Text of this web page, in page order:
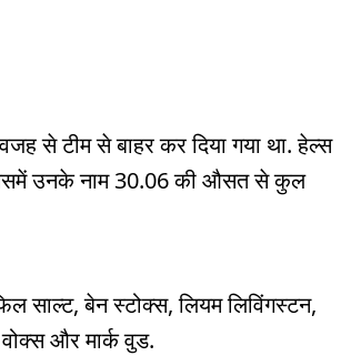
से टीम से बाहर कर दिया गया था. हेल्स
उनके नाम 30.06 की औसत से कुल
साल्ट, बेन स्टोक्स, लियम लिविंगस्टन,
और मार्क वुड.